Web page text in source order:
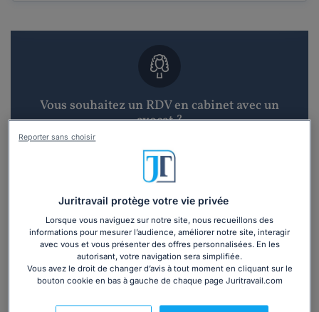
Vous souhaitez un RDV en cabinet avec un
avocat ?
Recevoir des devis d'avocats
Vous souhaitez une consultation par
téléphone ?
Juritravail protège votre vie privée
Lorsque vous naviguez sur notre site, nous recueillons des
informations pour mesurer l’audience, améliorer notre site, interagir
avec vous et vous présenter des offres personnalisées. En les
autorisant, votre navigation sera simplifiée.
Vous avez le droit de changer d’avis à tout moment en cliquant sur le
bouton cookie en bas à gauche de chaque page Juritravail.com
Reporter sans choisir